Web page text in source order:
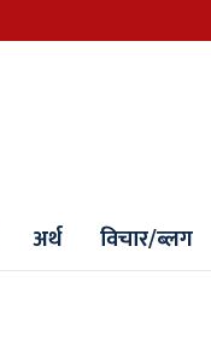
अर्थ विचार/ब्लग